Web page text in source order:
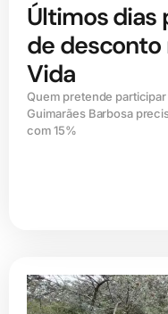
Últimos dias
de desconto
Vida
Quem pretende participar
Guimarães Barbosa
com 15%